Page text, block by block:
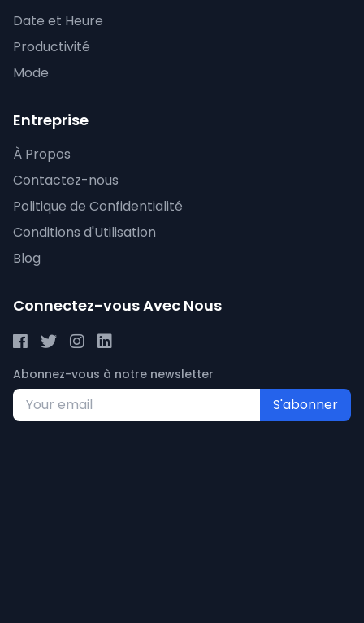
Date et Heure
Productivité
Mode
Entreprise
À Propos
Contactez-nous
Politique de Confidentialité
Conditions d'Utilisation
Blog
Connectez-vous Avec Nous
Abonnez-vous à notre newsletter
S'abonner